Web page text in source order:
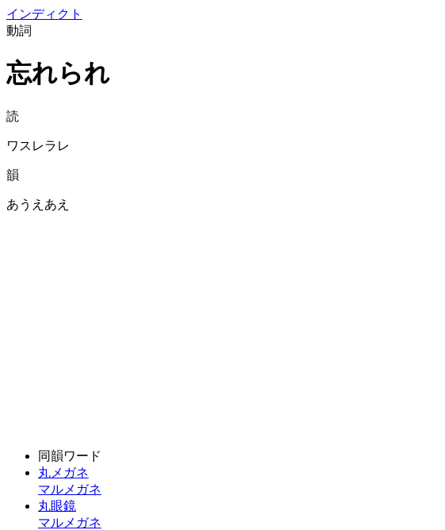
インディクト
動詞
忘れられ
読
ワスレラレ
韻
あうえあえ
同韻ワード
丸メガネ
マルメガネ
丸眼鏡
マルメガネ